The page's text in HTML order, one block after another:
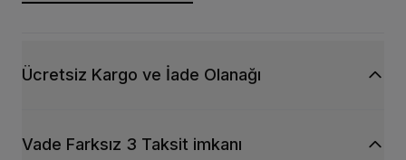
Ücretsiz Kargo ve İade Olanağı
Vade Farksız 3 Taksit imkanı